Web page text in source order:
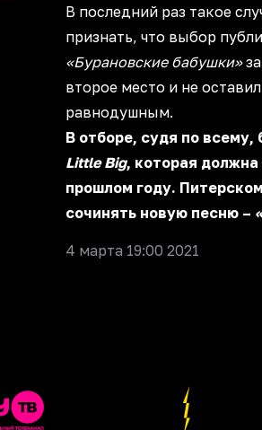
В последний раз такое
признать, что выбор
«Бурановские бабушки»
второе место и не
равнодушным.
В отборе, судя по всему,
Little Big, которая
прошлом году.
сочинять новую песню –
4 марта 19:00 2021